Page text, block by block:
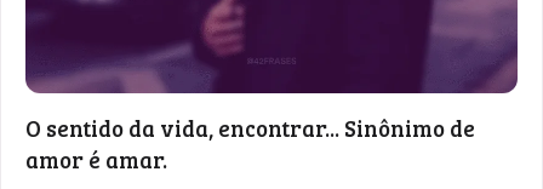
O sentido da vida, encontrar... Sinônimo de
amor é amar.